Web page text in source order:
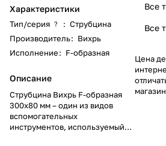
Характеристики
Тип/серия ? : Струбцина
Производитель: Вихрь
Исполнение: F-образная
Описание
Струбцина Вихрь F-образная
300х80 мм – один из видов
вспомогательных
инструментов, используемый
Все
Все
Цена